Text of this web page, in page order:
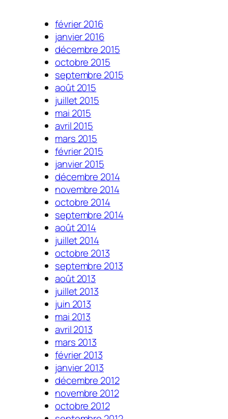
février 2016
janvier 2016
décembre 2015
octobre 2015
septembre 2015
août 2015
juillet 2015
mai 2015
avril 2015
mars 2015
février 2015
janvier 2015
décembre 2014
novembre 2014
octobre 2014
septembre 2014
août 2014
juillet 2014
octobre 2013
septembre 2013
août 2013
juillet 2013
juin 2013
mai 2013
avril 2013
mars 2013
février 2013
janvier 2013
décembre 2012
novembre 2012
octobre 2012